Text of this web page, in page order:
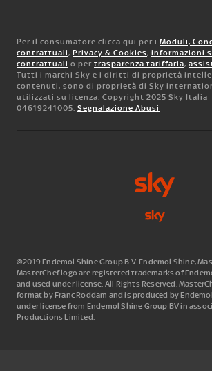
Per il consumatore clicca qui per i Moduli,
contrattuali , Privacy & Cookies, informazioni
contrattuali o per trasparenza tariffaria,
Tutti i marchi Sky e i diritti di proprietà
contenuti, sono di proprietà di Sky
utilizzati su licenza. Copyright 2025 Sky Italia -
04619241005. Segnalazione Abusi
©2019 Endemol Shine Group B.V. Endemol Shine,
MasterChef logo are registered trademarks of
and used under license. All Rights Reserved.
format by Franc Roddam and is produced by
under license from Endemol Shine Group BV in
Productions Limited.